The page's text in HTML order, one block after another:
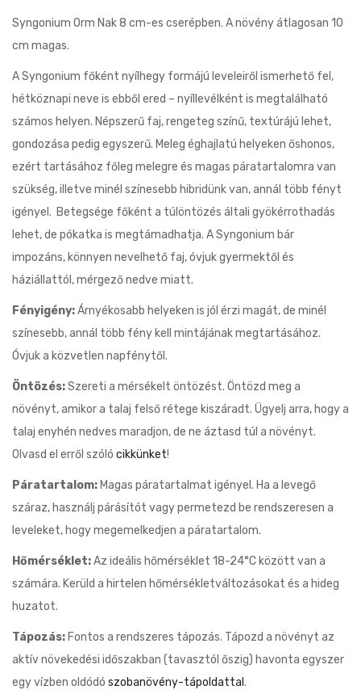
Syngonium Orm Nak 8 cm-es cserépben. A növény átlagosan 10
cm magas.
A Syngonium főként nyílhegy formájú leveleiről ismerhető fel,
hétköznapi neve is ebből ered – nyíllevélként is megtalálható
számos helyen. Népszerű faj, rengeteg színű, textúrájú lehet,
gondozása pedig egyszerű. Meleg éghajlatú helyeken őshonos,
ezért tartásához főleg melegre és magas páratartalomra van
szükség, illetve minél színesebb hibridünk van, annál több fényt
igényel. Betegsége főként a túlöntözés általi gyökérrothadás
lehet, de pókatka is megtámadhatja. A Syngonium bár
impozáns, könnyen nevelhető faj, óvjuk gyermektől és
háziállattól, mérgező nedve miatt.
Fényigény:Árnyékosabb helyeken is jól érzi magát, de minél
színesebb, annál több fény kell mintájának megtartásához.
Óvjuk a közvetlen napfénytől.
Öntözés:Szereti a mérsékelt öntözést. Öntözd meg a
növényt, amikor a talaj felső rétege kiszáradt. Ügyelj arra, hogy a
talaj enyhén nedves maradjon, de ne áztasd túl a növényt.
Olvasd el erről szóló cikkünket!
Páratartalom: Magas páratartalmat igényel. Ha a levegő
száraz, használj párásítót vagy permetezd be rendszeresen a
leveleket, hogy megemelkedjen a páratartalom.
Hőmérséklet:Az ideális hőmérséklet 18-24°C között van a
számára. Kerüld a hirtelen hőmérsékletváltozásokat és a hideg
huzatot.
Tápozás: Fontos a rendszeres tápozás. Tápozd a növényt az
aktív növekedési időszakban (tavasztól őszig) havonta egyszer
egy vízben oldódó szobanövény-tápoldattal .